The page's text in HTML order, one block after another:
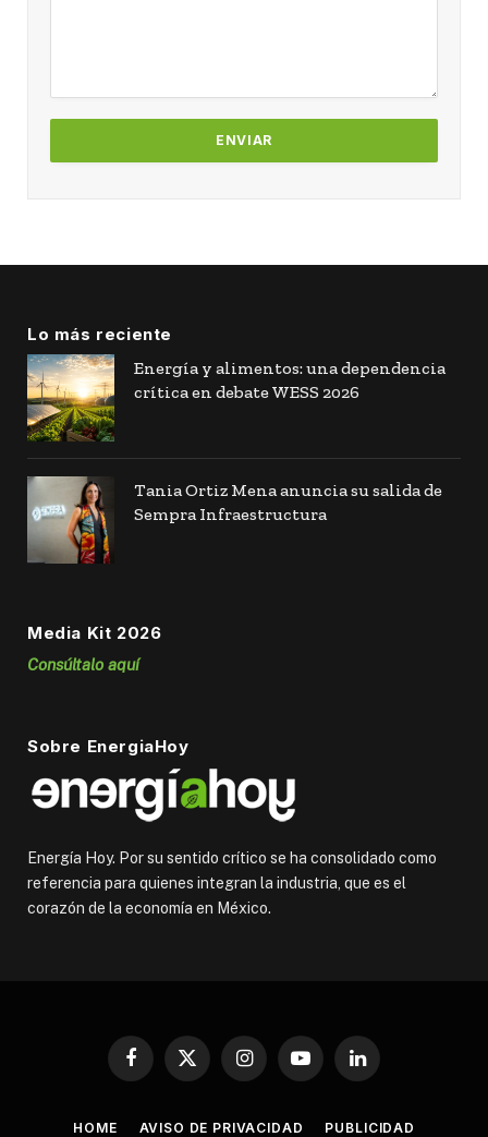
Lo más reciente
Energía y alimentos: una dependencia
crítica en debate WESS 2026
Tania Ortiz Mena anuncia su salida de
Sempra Infraestructura
Media Kit 2026
Consúltalo aquí
Sobre EnergiaHoy
Energía Hoy. Por su sentido crítico se ha consolidado como
referencia para quienes integran la industria, que es el
corazón de la economía en México.
Facebook
X
InstagramYouTubeLinkedIn
HOME AVISO DE PRIVACIDAD PUBLICIDAD